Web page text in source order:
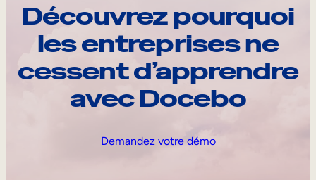
Découvrez pourquoi
les entreprises ne
cessent d’apprendre
avec Docebo
Demandez votre démo